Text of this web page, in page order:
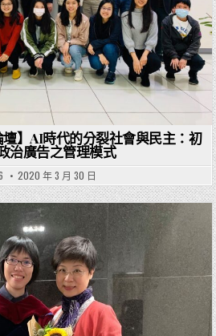
壇】AI時代的分裂社會與民主：初
治廣告之管理模式
2020 年 3 月 30 日
Posted in